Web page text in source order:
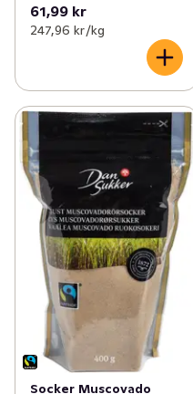
61,99 kr
247,96 kr /kg
Socker Muscovado